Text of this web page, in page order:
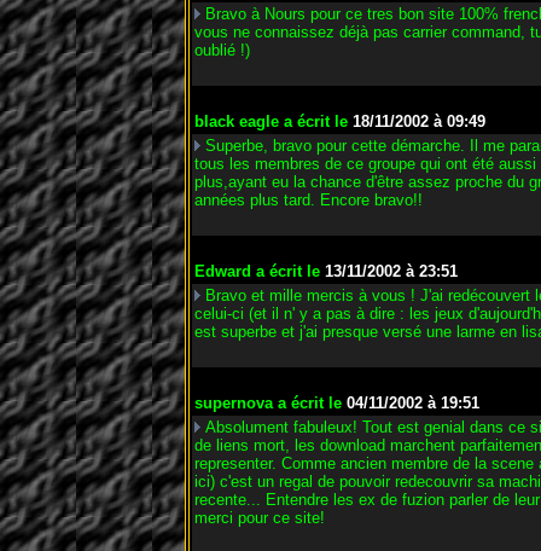
Bravo à Nours pour ce tres bon site 100%
vous ne connaissez déjà pas carrier command,
oublié !)
black eagle a écrit le 18/11/2002 à 09:49
Superbe, bravo pour cette démarche. Il me
tous les membres de ce groupe qui ont été
plus,ayant eu la chance d'être assez proche du
années plus tard. Encore bravo!!
Edward a écrit le 13/11/2002 à 23:51
Bravo et mille mercis à vous ! J'ai
celui-ci (et il n' y a pas à dire : les jeux
est superbe et j'ai presque versé une larme en
supernovaa écrit le 04/11/2002 à 19:51
Absolument fabuleux! Tout est genial dans ce
de liens mort, les download marchent
representer. Comme ancien membre de la
ici) c'est un regal de pouvoir redecouvrir sa
recente... Entendre les ex de fuzion parler de
merci pour ce site!